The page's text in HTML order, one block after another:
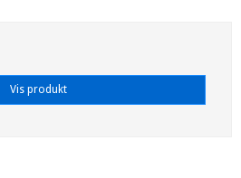
Vis produkt